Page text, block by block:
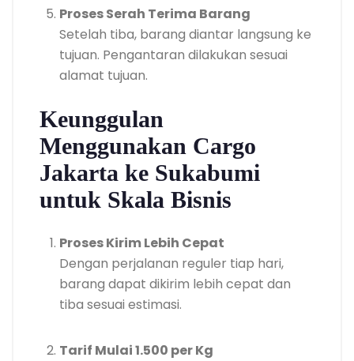
Proses Serah Terima Barang
Setelah tiba, barang diantar langsung ke
tujuan. Pengantaran dilakukan sesuai
alamat tujuan.
Keunggulan
Menggunakan Cargo
Jakarta ke Sukabumi
untuk Skala Bisnis
Proses Kirim Lebih Cepat
Dengan perjalanan reguler tiap hari,
barang dapat dikirim lebih cepat dan
tiba sesuai estimasi.
Tarif Mulai 1.500 per Kg